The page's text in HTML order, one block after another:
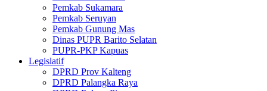
Pemkab Sukamara
Pemkab Seruyan
Pemkab Gunung Mas
Dinas PUPR Barito Selatan
PUPR-PKP Kapuas
Legislatif
DPRD Prov Kalteng
DPRD Palangka Raya